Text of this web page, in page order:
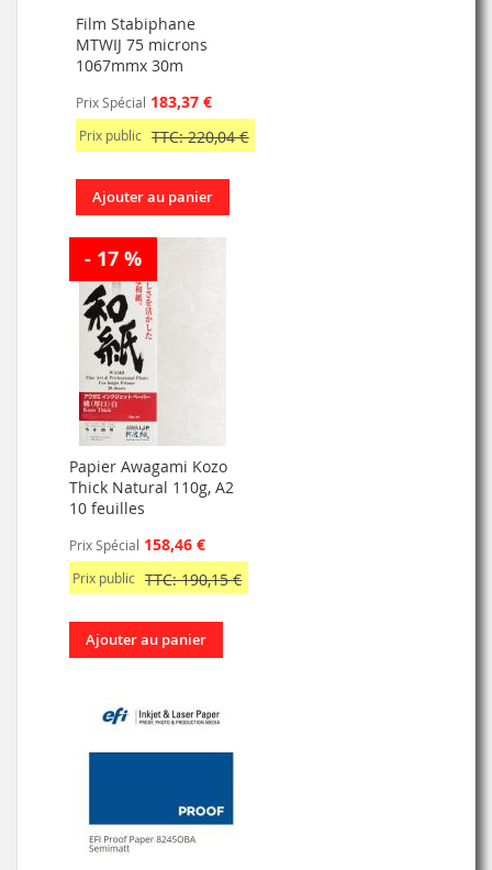
Film Stabiphane
MTWIJ 75 microns
1067mmx 30m
Prix Spécial 183,37 €
Prix public TTC: 220,04 €
Ajouter au panier
- 17 %
Papier Awagami Kozo
Thick Natural 110g, A2
10 feuilles
Prix Spécial 158,46 €
Prix public TTC: 190,15 €
Ajouter au panier